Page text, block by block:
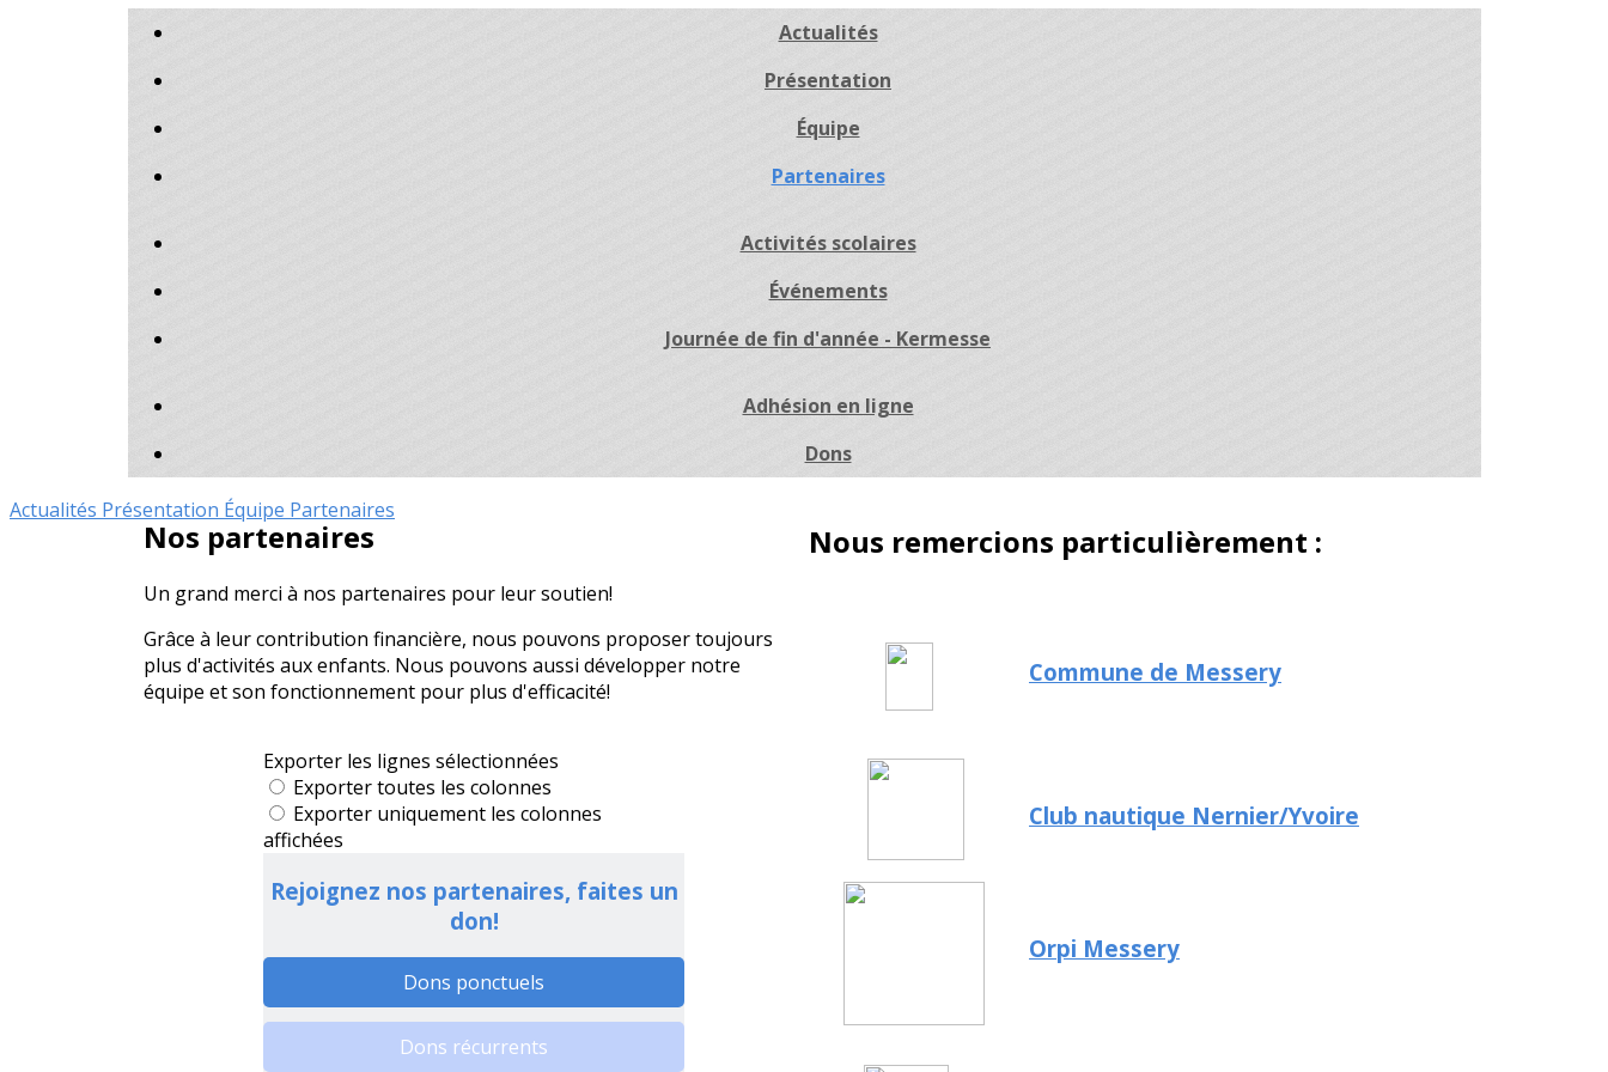
Actualités
Présentation
Équipe
Partenaires
Activités scolaires
Événements
Journée de fin d'année - Kermesse
Adhésion en ligne
Dons
Actualités Présentation Équipe Partenaires
Nos partenaires
Un grand merci à nos partenaires pour leur soutien!
Grâce à leur contribution financière, nous pouvons proposer toujours
plus d'activités aux enfants. Nous pouvons aussi développer notre
équipe et son fonctionnement pour plus d'efficacité!
Nous remercions particulièrement :
Commune de Messery
Club nautique Nernier/Yvoire
Orpi Messery